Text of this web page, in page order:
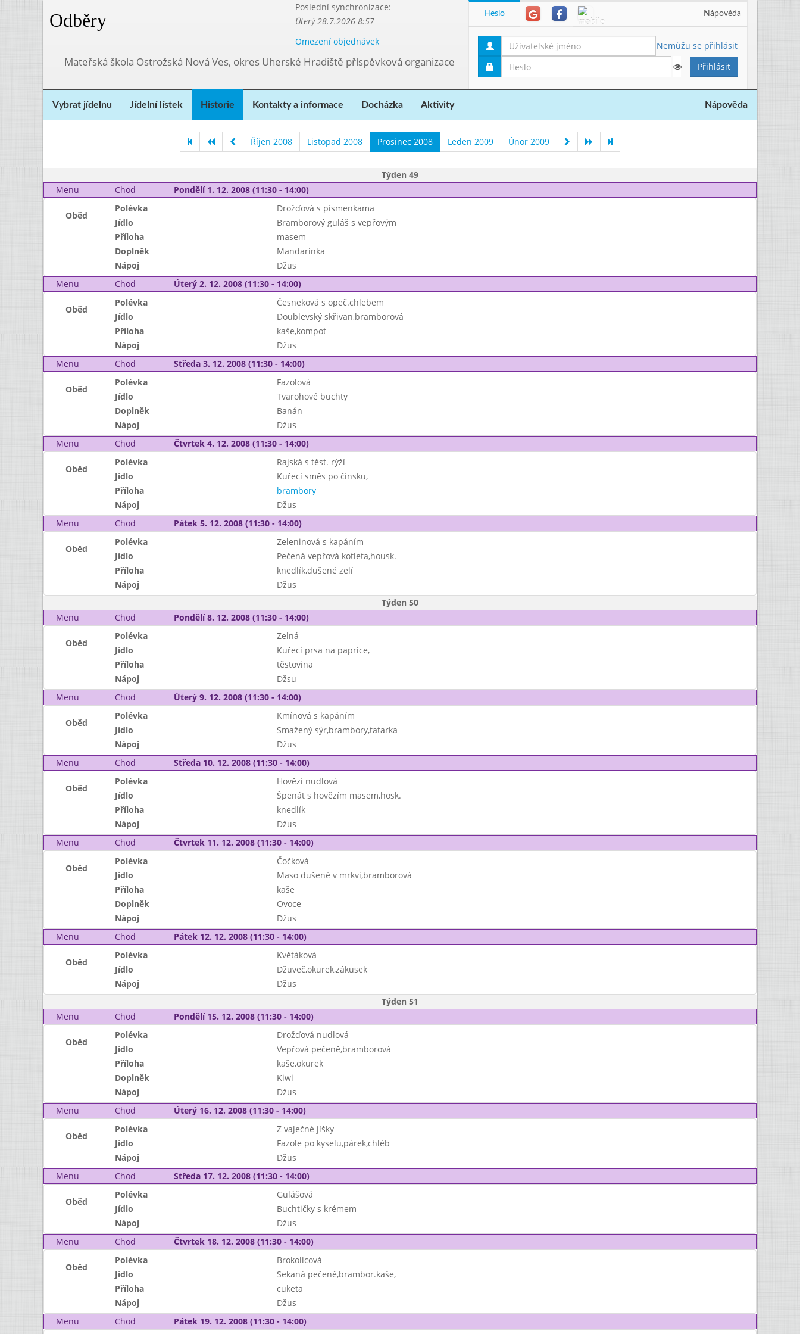
Odběry
Poslední synchronizace:
Úterý 28.7.2026 8:57
Omezení objednávek
Mateřská škola Ostrožská Nová Ves, okres Uherské Hradiště příspěvková organizace
Heslo Nápověda
Nemůžu se přihlásit
Vybrat jídelnu Jídelní lístek Historie Kontakty a informace Docházka Aktivity Nápověda
Říjen 2008 Listopad 2008 Prosinec 2008 Leden 2009 Únor 2009
Týden 49
Menu
Chod Pondělí 1. 12. 2008 (11:30 - 14:00)
Oběd
Polévka
Drožďová s písmenkama
Jídlo
Bramborový guláš s vepřovým
Příloha
masem
Doplněk
Mandarinka
Nápoj
Džus
Menu
Chod Úterý 2. 12. 2008 (11:30 - 14:00)
Oběd
Polévka
Česneková s opeč.chlebem
Jídlo
Doublevský skřivan,bramborová
Příloha
kaše,kompot
Nápoj
Džus
Menu
Chod Středa 3. 12. 2008 (11:30 - 14:00)
Oběd
Polévka
Fazolová
Jídlo
Tvarohové buchty
Doplněk
Banán
Nápoj
Džus
Menu
Chod Čtvrtek 4. 12. 2008 (11:30 - 14:00)
Oběd
Polévka
Rajská s těst. rýží
Jídlo
Kuřecí směs po čínsku,
Příloha
brambory
Nápoj
Džus
Menu
Chod Pátek 5. 12. 2008 (11:30 - 14:00)
Oběd
Polévka
Zeleninová s kapáním
Jídlo
Pečená vepřová kotleta,housk.
Příloha
knedlík,dušené zelí
Nápoj
Džus
Týden 50
Menu
Chod Pondělí 8. 12. 2008 (11:30 - 14:00)
Oběd
Polévka
Zelná
Jídlo
Kuřecí prsa na paprice,
Příloha
těstovina
Nápoj
Džsu
Menu
Chod Úterý 9. 12. 2008 (11:30 - 14:00)
Oběd
Polévka
Kmínová s kapáním
Jídlo
Smažený sýr,brambory,tatarka
Nápoj
Džus
Menu
Chod Středa 10. 12. 2008 (11:30 - 14:00)
Oběd
Polévka
Hovězí nudlová
Jídlo
Špenát s hovězím masem,hosk.
Příloha
knedlík
Nápoj
Džus
Menu
Chod Čtvrtek 11. 12. 2008 (11:30 - 14:00)
Oběd
Polévka
Čočková
Jídlo
Maso dušené v mrkvi,bramborová
Příloha
kaše
Doplněk
Ovoce
Nápoj
Džus
Menu
Chod Pátek 12. 12. 2008 (11:30 - 14:00)
Oběd
Polévka
Květáková
Jídlo
Džuveč,okurek,zákusek
Nápoj
Džus
Týden 51
Menu
Chod Pondělí 15. 12. 2008 (11:30 - 14:00)
Oběd
Polévka
Drožďová nudlová
Jídlo
Vepřová pečeně,bramborová
Příloha
kaše,okurek
Doplněk
Kiwi
Nápoj
Džus
Menu
Chod Úterý 16. 12. 2008 (11:30 - 14:00)
Oběd
Polévka
Z vaječné jíšky
Jídlo
Fazole po kyselu,párek,chléb
Nápoj
Džus
Menu
Chod Středa 17. 12. 2008 (11:30 - 14:00)
Oběd
Polévka
Gulášová
Jídlo
Buchtičky s krémem
Nápoj
Džus
Menu
Chod Čtvrtek 18. 12. 2008 (11:30 - 14:00)
Oběd
Polévka
Brokolicová
Jídlo
Sekaná pečeně,brambor.kaše,
Příloha
cuketa
Nápoj
Džus
Menu
Chod Pátek 19. 12. 2008 (11:30 - 14:00)